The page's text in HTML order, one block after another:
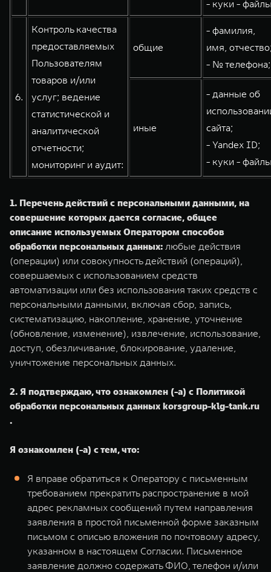
- куки -
6.
Контроль качества
предоставляемых
Пользователям
товаров и/или
услуг; ведение
статистической и
аналитической
отчетности;
мониторинг и аудит:
общие
- фамилия,
имя,
- № телефона;
иные
- данные об
сайта;
- Yandex ID;
- куки -
1. Перечень действий с персональными данными, на
совершение которых дается согласие, общее
описание используемых Оператором способов
обработки персональных данных: любые действия
(операции) или совокупность действий (операций),
совершаемых с использованием средств
автоматизации или без использования таких средств с
персональными данными, включая сбор, запись,
систематизацию, накопление, хранение, уточнение
(обновление, изменение), извлечение, использование,
доступ, обезличивание, блокирование, удаление,
уничтожение персональных данных.
2. Я подтверждаю, что ознакомлен (-а) с Политикой
обработки персональных данных korsgroup-klg-tank.ru
.
Я ознакомлен (-а) с тем, что:
Я вправе обратиться к Оператору с письменным
требованием прекратить распространение в мой
адрес рекламных сообщений путем направления
заявления в простой письменной форме заказным
письмом с описью вложения по почтовому адресу,
указанном в настоящем Согласии. Письменное
заявление должно содержать ФИО, телефон и/или